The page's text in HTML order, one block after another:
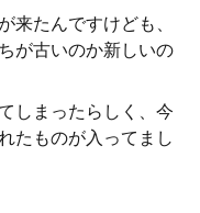
来たんですけども、
が古いのか新しいの
しまったらしく、今
たものが入ってまし